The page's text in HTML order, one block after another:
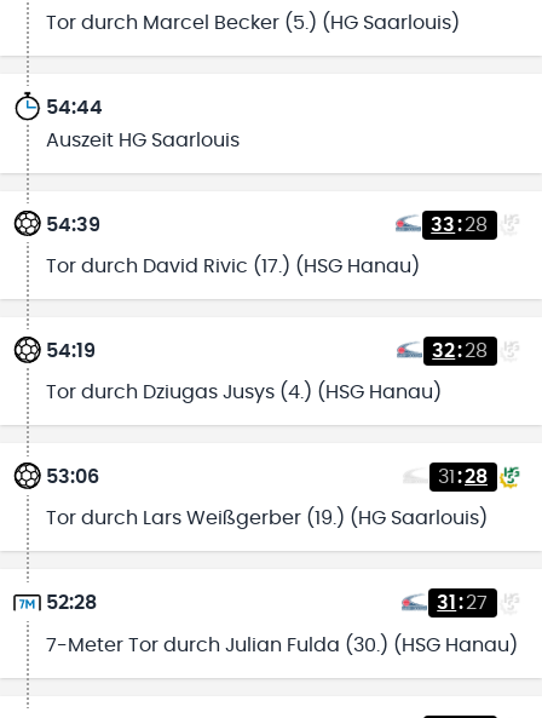
Tor durch Marcel Becker (5.) (HG Saarlouis)
54:44
Auszeit HG Saarlouis
54:39 33:28
Tor durch David Rivic (17.) (HSG Hanau)
54:19 32:28
Tor durch Dziugas Jusys (4.) (HSG Hanau)
53:06 31 :28
Tor durch Lars Weißgerber (19.) (HG Saarlouis)
52:28 31 :27
7-Meter Tor durch Julian Fulda (30.) (HSG Hanau)